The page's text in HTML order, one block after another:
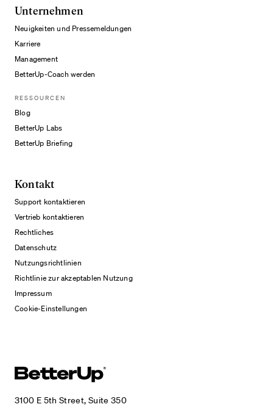
3100 E 5th Street, Suite 350
Unternehmen
Neuigkeiten und Pressemeldungen
Karriere
Management
BetterUp-Coach werden
RESSOURCEN
Blog
BetterUp Labs
BetterUp Briefing
Kontakt
Support kontaktieren
Vertrieb kontaktieren
Rechtliches
Datenschutz
Nutzungsrichtlinien
Richtlinie zur akzeptablen Nutzung
Impressum
Cookie-Einstellungen